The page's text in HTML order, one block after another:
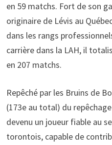
en 59 matchs. Fort de son
originaire de Lévis au
dans les rangs
carrière dans la LAH, il
en 207 matchs.
Repêché par les Bruins de
(173e au total) du
devenu un joueur fiable au
torontois, capable de